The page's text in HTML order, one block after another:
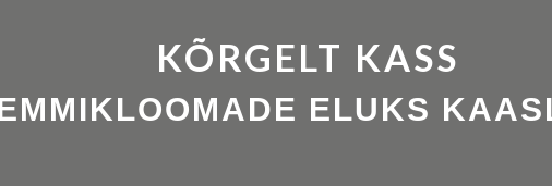
KÕRGELT KASS
ELUKS